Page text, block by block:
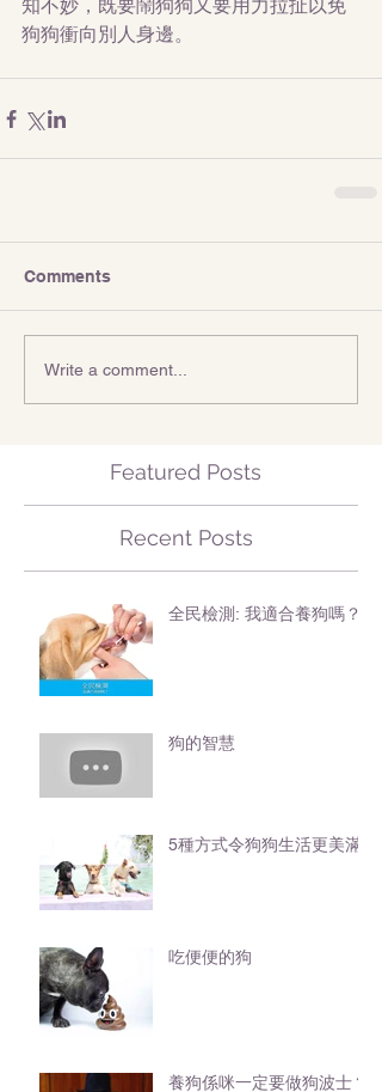
知不妙，既要鬧狗狗又要用力拉扯以免
狗狗衝向別人身邊。
Comments
Write a comment...
Featured Posts
Recent Posts
全民檢測: 我適合養狗嗎？
狗的智慧
5種方式令狗狗生活更美滿
吃便便的狗
養狗係咪一定要做狗波士？